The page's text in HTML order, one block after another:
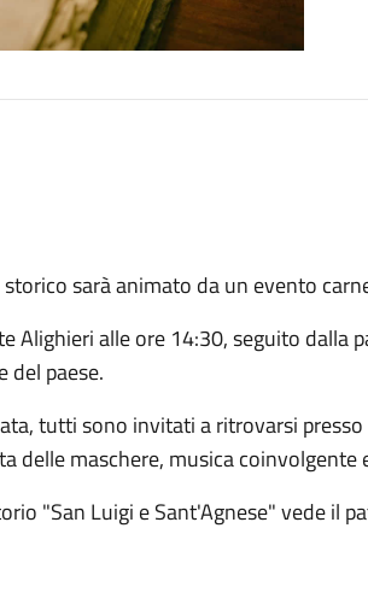
sarà animato da un evento
Alighieri alle ore 14:30, seguito dalla
del paese.
tutti sono invitati a ritrovarsi
delle maschere, musica coinvolgente
"San Luigi e Sant'Agnese" vede il